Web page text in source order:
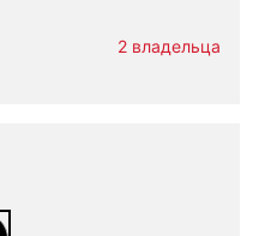
2 владельца